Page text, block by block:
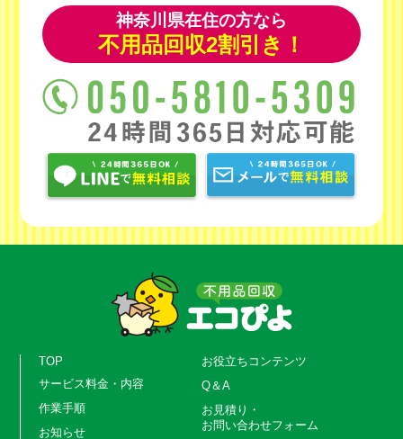
神奈川県在住の方なら
不用品回収2割引き！
TOP
サービス料金・内容
作業手順
お知らせ
お役立ちコンテンツ
Q＆A
お見積り・
お問い合わせフォーム